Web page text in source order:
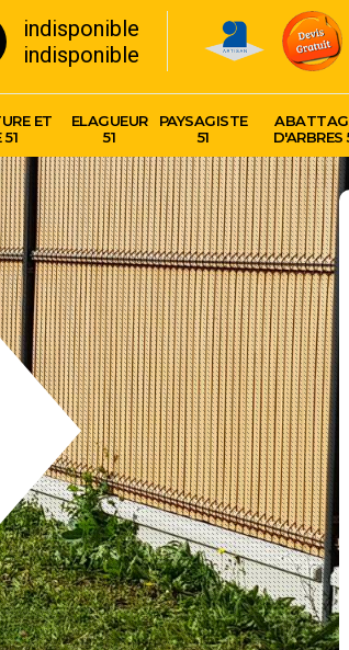
indisponible
indisponible
ET
ELAGUEUR
51
PAYSAGISTE
51
D'ARBRES